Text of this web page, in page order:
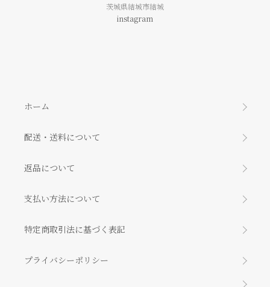
茨城県結城市結城
instagram
ホーム
配送・送料について
返品について
支払い方法について
特定商取引法に基づく表記
プライバシーポリシー